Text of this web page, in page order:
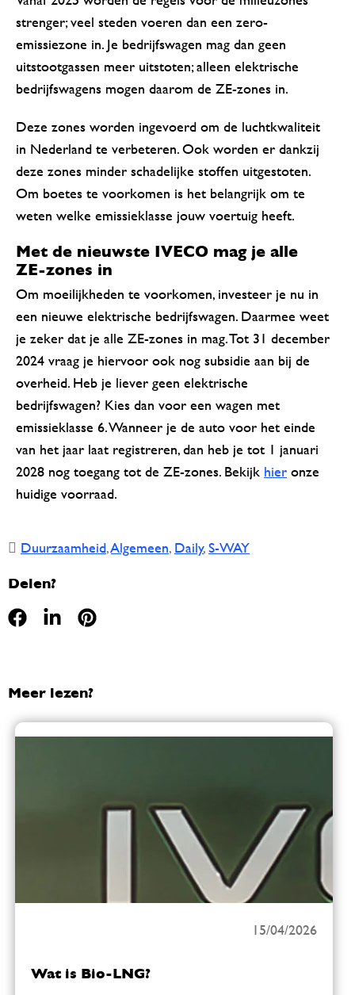
strenger; veel steden voeren dan een zero-
emissiezone in. Je bedrijfswagen mag dan geen
uitstootgassen meer uitstoten; alleen elektrische
bedrijfswagens mogen daarom de ZE-zones in.
Deze zones worden ingevoerd om de luchtkwaliteit
in Nederland te verbeteren. Ook worden er dankzij
deze zones minder schadelijke stoffen uitgestoten.
Om boetes te voorkomen is het belangrijk om te
weten welke emissieklasse jouw voertuig heeft.
Met de nieuwste IVECO mag je alle
ZE-zones in
Om moeilijkheden te voorkomen, investeer je nu in
een nieuwe elektrische bedrijfswagen. Daarmee weet
je zeker dat je alle ZE-zones in mag. Tot 31 december
2024 vraag je hiervoor ook nog subsidie aan bij de
overheid. Heb je liever geen elektrische
bedrijfswagen? Kies dan voor een wagen met
emissieklasse 6. Wanneer je de auto voor het einde
van het jaar laat registreren, dan heb je tot 1 januari
2028 nog toegang tot de ZE-zones.Bekijkhieronze
huidige voorraad.
Duurzaamheid,Algemeen,Daily,S-WAY
Delen?
Meer lezen?
15/04/2026
Wat is Bio-LNG?